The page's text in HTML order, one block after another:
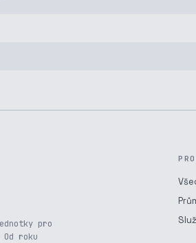
pro
roku